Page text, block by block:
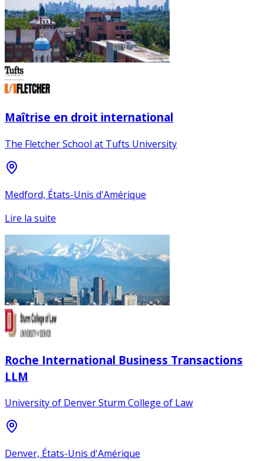
Maîtrise en droit international
The Fletcher School at Tufts University
Medford, États-Unis d'Amérique
Lire la suite
Roche International Business Transactions
LLM
University of Denver Sturm College of Law
Denver, États-Unis d'Amérique